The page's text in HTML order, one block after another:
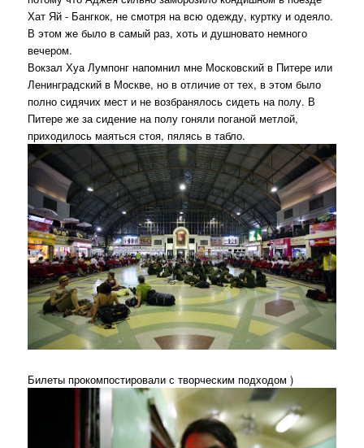
Хат Яй - Бангкок, не смотря на всю одежду, куртку и одеяло.
В этом же было в самый раз, хоть и душновато немного
вечером.
Вокзал Хуа Лумпонг напомнил мне Московский в Питере или
Ленинградский в Москве, но в отличие от тех, в этом было
полно сидячих мест и не возбранялось сидеть на полу. В
Питере же за сидение на полу гоняли поганой метлой,
приходилось маяться стоя, пялясь в табло.
Билеты прокомпостировали с творческим подходом )